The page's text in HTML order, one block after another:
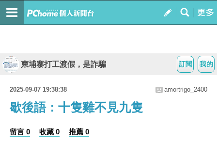
我的
訂閱
柬埔寨打工渡假，是詐騙
2025-09-07 19:38:38 amortrigo_2400
歇後語：十隻雞不見九隻
留言 0 收藏 0 推薦 0